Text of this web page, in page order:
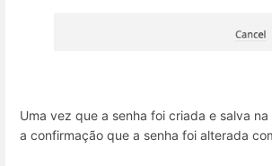
Uma vez que a senha foi criada e salva
a confirmação que a senha foi alterada